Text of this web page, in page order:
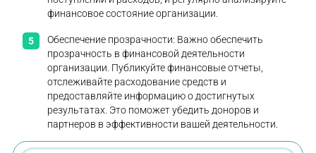
финансовое состояние организации.
Обеспечение прозрачности: Важно обеспечить
прозрачность в финансовой деятельности
организации. Публикуйте финансовые отчеты,
отслеживайте расходование средств и
предоставляйте информацию о достигнутых
результатах. Это поможет убедить доноров и
партнеров в эффективности вашей деятельности.